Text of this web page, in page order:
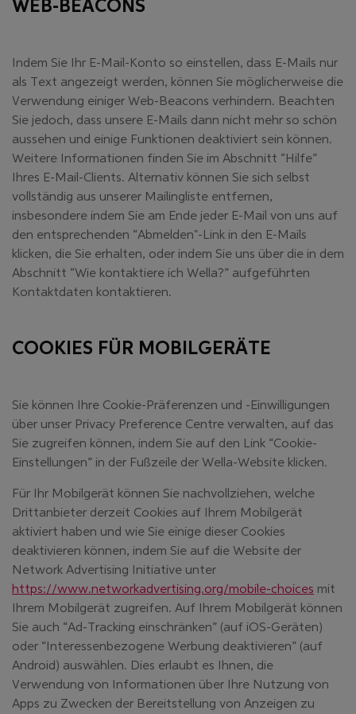
WEB-BEACONS
Indem Sie Ihr E-Mail-Konto so einstellen, dass E-Mails nur
als Text angezeigt werden, können Sie möglicherweise die
Verwendung einiger Web-Beacons verhindern. Beachten
Sie jedoch, dass unsere E-Mails dann nicht mehr so schön
aussehen und einige Funktionen deaktiviert sein können.
Weitere Informationen finden Sie im Abschnitt “Hilfe”
Ihres E-Mail-Clients. Alternativ können Sie sich selbst
vollständig aus unserer Mailingliste entfernen,
insbesondere indem Sie am Ende jeder E-Mail von uns auf
den entsprechenden “Abmelden"-Link in den E-Mails
klicken, die Sie erhalten, oder indem Sie uns über die in dem
Abschnitt “Wie kontaktiere ich Wella?” aufgeführten
Kontaktdaten kontaktieren.
COOKIES FÜR MOBILGERÄTE
Sie können Ihre Cookie-Präferenzen und -Einwilligungen
über unser Privacy Preference Centre verwalten, auf das
Sie zugreifen können, indem Sie auf den Link “Cookie-
Einstellungen” in der Fußzeile der Wella-Website klicken.
Für Ihr Mobilgerät können Sie nachvollziehen, welche
Drittanbieter derzeit Cookies auf Ihrem Mobilgerät
aktiviert haben und wie Sie einige dieser Cookies
deaktivieren können, indem Sie auf die Website der
Network Advertising Initiative unter
https://www.networkadvertising.org/mobile-choices mit
Ihrem Mobilgerät zugreifen. Auf Ihrem Mobilgerät können
Sie auch “Ad-Tracking einschränken” (auf iOS-Geräten)
oder “Interessenbezogene Werbung deaktivieren” (auf
Android) auswählen. Dies erlaubt es Ihnen, die
Verwendung von Informationen über Ihre Nutzung von
Apps zu Zwecken der Bereitstellung von Anzeigen zu